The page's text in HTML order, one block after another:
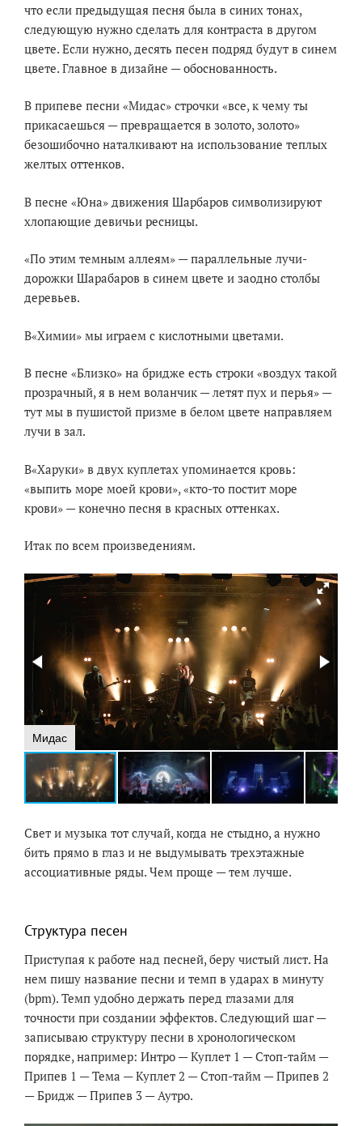
что если предыдущая песня была в синих тонах,
следующую нужно сделать для контраста в другом
цвете. Если нужно, десять песен подряд будут в синем
цвете. Главное в дизайне — обоснованность.
В припеве песни «Мидас» строчки «все, к чему ты
прикасаешься — превращается в золото, золото»
безошибочно наталкивают на использование теплых
желтых оттенков.
В песне «Юна» движения Шарбаров символизируют
хлопающие девичьи ресницы.
«По этим темным аллеям» — параллельные лучи-
дорожки Шарабаров в синем цвете и заодно столбы
деревьев.
В«Химии» мы играем с кислотными цветами.
В песне «Близко» на бридже есть строки «воздух такой
прозрачный, я в нем воланчик — летят пух и перья» —
тут мы в пушистой призме в белом цвете направляем
лучи в зал.
В«Харуки» в двух куплетах упоминается кровь:
«выпить море моей крови», «кто-то постит море
крови» — конечно песня в красных оттенках.
Итак по всем произведениям.
Мидас
Свет и музыка тот случай, когда не стыдно, а нужно
бить прямо в глаз и не выдумывать трехэтажные
ассоциативные ряды. Чем проще — тем лучше.
Структура песен
Приступая к работе над песней, беру чистый лист. На
нем пишу название песни и темп в ударах в минуту
(bpm). Темп удобно держать перед глазами для
точности при создании эффектов. Следующий шаг —
записываю структуру песни в хронологическом
порядке, например: Интро — Куплет 1 — Стоп-тайм —
Припев 1 — Тема — Куплет 2 — Стоп-тайм — Припев 2
— Бридж — Припев 3 — Аутро.